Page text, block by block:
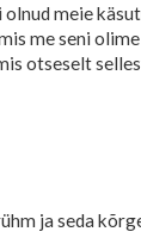
meie
me seni
otseselt
ja seda